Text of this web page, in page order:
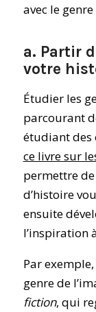
avec le
a. Partir
votre
Étudier les
parcourant
étudiant des
ce livre sur
permettre
d’histoire
ensuite
l’inspiration
Par
genre de
fiction, qui